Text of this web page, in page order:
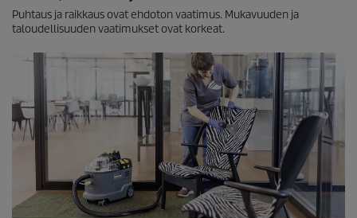
Puhtaus ja raikkaus ovat ehdoton vaatimus. Mukavuuden ja
taloudellisuuden vaatimukset ovat korkeat.